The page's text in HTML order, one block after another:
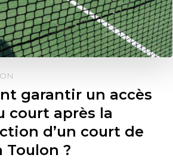
garantir un accès
court après la
d’un court de
Toulon ?